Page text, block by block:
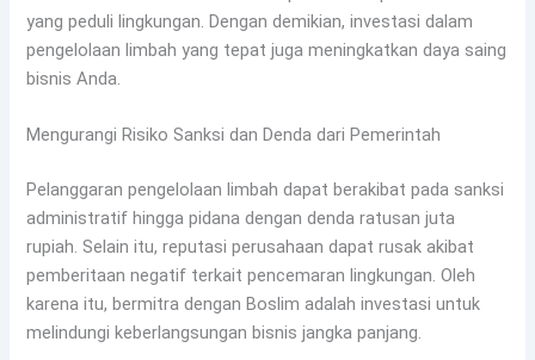
yang peduli lingkungan. Dengan demikian, investasi dalam
pengelolaan limbah yang tepat juga meningkatkan daya saing
bisnis Anda.
Mengurangi Risiko Sanksi dan Denda dari Pemerintah
Pelanggaran pengelolaan limbah dapat berakibat pada sanksi
administratif hingga pidana dengan denda ratusan juta
rupiah. Selain itu, reputasi perusahaan dapat rusak akibat
pemberitaan negatif terkait pencemaran lingkungan. Oleh
karena itu, bermitra dengan Boslim adalah investasi untuk
melindungi keberlangsungan bisnis jangka panjang.